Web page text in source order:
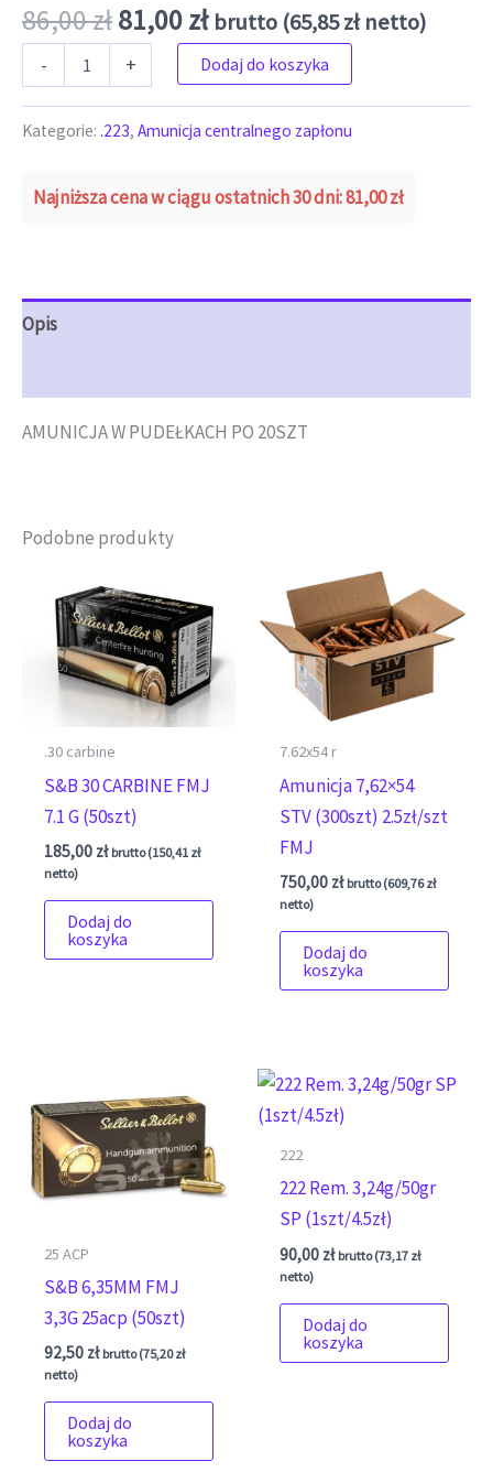
86,00złPierwotna cena wynosiła: 86,00
81,00złAktualna cena wynosi:
brutto (65,85złnetto)
- + Dodaj do koszyka
Kategorie: .223, Amunicja centralnego zapłonu
Najniższa cena w ciągu ostatnich 30 dni:81,00zł
Opis
AMUNICJA W PUDEŁKACH PO 20SZT
Podobne produkty
.30 carbine
S&B 30 CARBINE FMJ
7.1 G (50szt)
185,00 zł brutto (150,41 zł
netto)
Dodaj do
koszyka
7.62x54 r
Amunicja 7,62×54
STV (300szt) 2.5zł/szt
FMJ
750,00 zł brutto (609,76zł
netto)
Dodaj do
koszyka
25 ACP
S&B 6,35MM FMJ
3,3G 25acp (50szt)
92,50 zł brutto (75,20zł
netto)
Dodaj do
koszyka
222
222 Rem. 3,24g/50gr
SP (1szt/4.5zł)
90,00 zł brutto (73,17 zł
netto)
Dodaj do
koszyka